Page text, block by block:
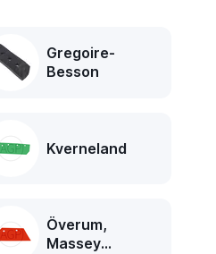
Gregoire-
Besson
Kverneland
Överum,
Massey